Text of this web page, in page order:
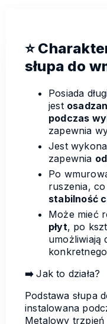
⭐️
słupa do
Posiada
jest
podczas
zapewnia
Jest
zapewnia
Po
ruszenia,
stabilność
Może mieć
płyt, po
umożliwiają
➡️Jak to działa?
Podstawa słupa
instalowana
Metalowy